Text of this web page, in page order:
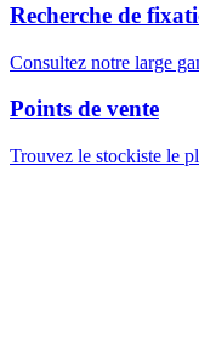
Recherche de
Consultez notre large
Points de vente
Trouvez le stockiste le